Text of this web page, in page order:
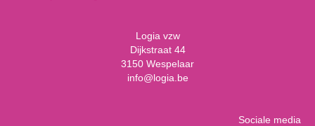
Logia vzw
Dijkstraat 44
3150 Wespelaar
info@logia.be
Sociale media